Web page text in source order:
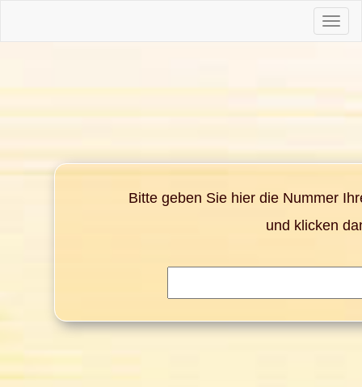
Toggle
Bitte geben Sie hier die Nummer
und klicken